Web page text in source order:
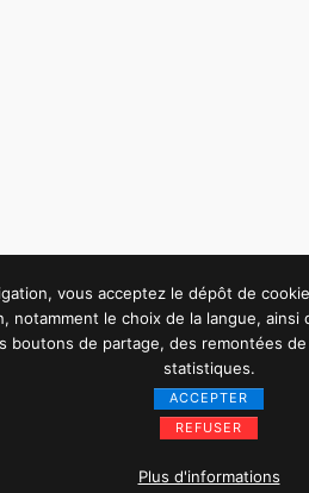
vous acceptez le dépôt de
notamment le choix de la langue,
boutons de partage, des remontées
statistiques.
ACCEPTER
REFUSER
Plus d'informations